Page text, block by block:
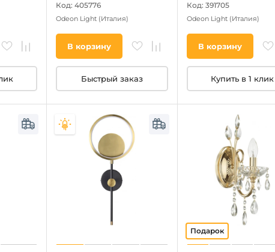
Код: 405776
Odeon Light (Италия)
В корзину
Быстрый заказ
Код: 391705
Odeon Light (Италия)
В корзину
Купить в 1 клик